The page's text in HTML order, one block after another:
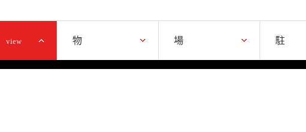
view 物 場 駐